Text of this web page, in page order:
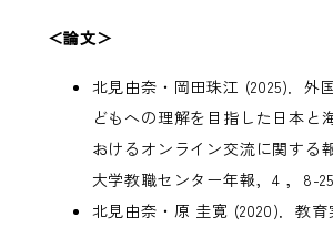
＜論文＞
北見由奈・岡田珠江 (2025)．外
どもへの理解を目指した日本と
おけるオンライン交流に関す
大学教職センター年報，4 ，8-25
北見由奈・原 圭寛 (2020)．教